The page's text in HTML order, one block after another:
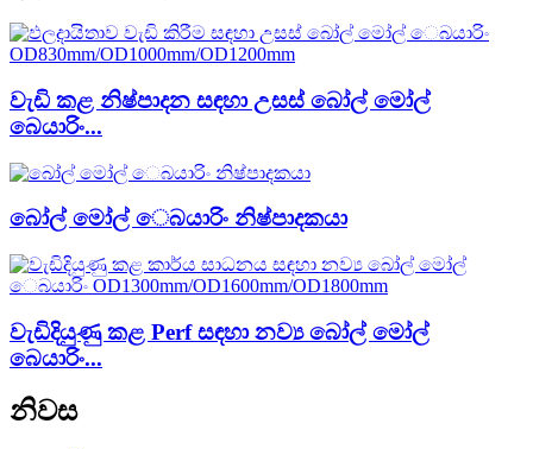
වැඩි කළ නිෂ්පාදන සඳහා උසස් බෝල් මෝල්
බෙයාරිං...
බෝල් මෝල් ෙබයාරිං නිෂ්පාදකයා
වැඩිදියුණු කළ Perf සඳහා නව්‍ය බෝල් මෝල්
බෙයාරිං...
නිවස